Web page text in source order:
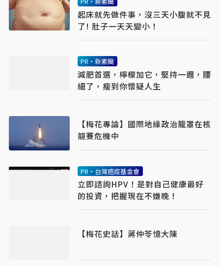
起床就先做件事，沒三天小腹就不見
了! 肚子一天天變小！
PR・新素簡
減肥首選，檸檬加它，堅持一週，腰
細了，瘦到你懷疑人生
【梅花專論】國際地緣政治籠罩在核
競賽危機中
PR・台灣癌症基金會
立即諮詢HPV！是對自己健康最好
的投資，把握現在不嫌晚！
【梅花史話】蔣仲苓憶大陳